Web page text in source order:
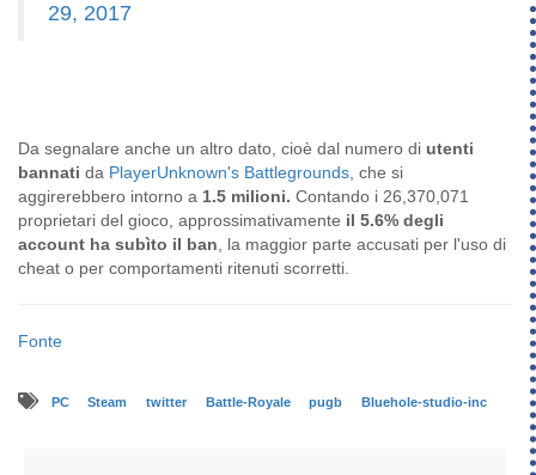
29, 2017
Da segnalare anche un altro dato, cioè dal numero di utenti
bannati da PlayerUnknown's Battlegrounds, che si
aggirerebbero intorno a 1.5 milioni. Contando i 26,370,071
proprietari del gioco, approssimativamente il 5.6% degli
account ha subìto il ban, la maggior parte accusati per l'uso di
cheat o per comportamenti ritenuti scorretti.
Fonte
PC Steam twitter Battle-Royale pugb Bluehole-studio-inc